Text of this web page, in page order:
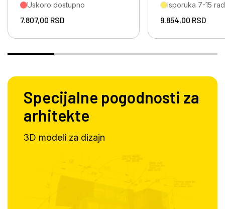
Uskoro dostupno
7.807,00 RSD
Isporuka 7-15
9.854,00 RSD
Specijalne pogodnosti za
arhitekte
3D modeli za dizajn